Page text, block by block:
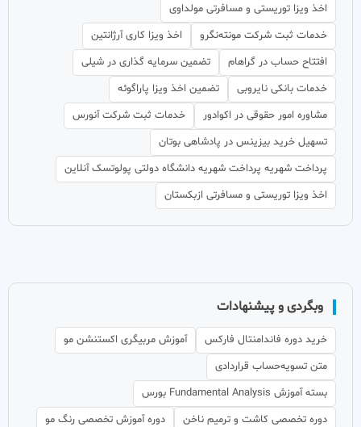
اخذ ویزا توریستی و مسافرتی مولداوی
خدمات ثبت شرکت مونته‌نگرو
اخذ ویزا کاری آرژانتین
افتتاح حساب در گراهام
تضمین سرمایه گذاری در شیلی
خدمات بانکی نایروبی
تضمین اخذ ویزا پاراگوئه
مشاوره امور حقوقی در اکوادور
خدمات ثبت شرکت آنورس
تسهیل خرید بیزینس در پادشاهی بوتان
پرداخت شهریه پرداخت شهریه دانشگاه دولتی پولوتسک آنلاین
اخذ ویزا توریستی و مسافرتی ازبکستان
وبگردی و پیشنهادات
خرید دوره فاندامنتال فارکس
آموزش مربیگری اکستنشن مو
متن تسویه‌حساب قراردادی
بسته آموزش Fundamental Analysis بورس
دوره تخصصی کاشت و ترمیم ناخن
دوره آموزش تخصصی رنگ مو